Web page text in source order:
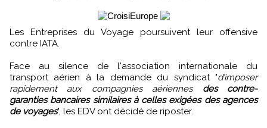
Les Entreprises du Voyage poursuivent leur offensive
contre IATA.
Face au silence de l'association internationale du
transport aérien à la demande du syndicat "d’imposer
rapidement aux compagnies aériennes des contre-
garanties bancaires similaires à celles exigées des agences
de voyages", les EDV ont décidé de riposter.